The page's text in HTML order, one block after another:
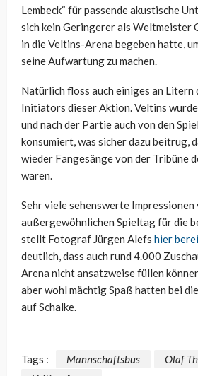
Lembeck“ für passende akustische
sich kein Geringerer als Weltmeister
in die Veltins-Arena begeben hatte,
seine Aufwartung zu machen.
Natürlich floss auch einiges an Litern
Initiators dieser Aktion. Veltins
und nach der Partie auch von den
konsumiert, was sicher dazu beitrug,
wieder Fangesänge von der Tribüne
waren.
Sehr viele sehenswerte Impressionen
außergewöhnlichen Spieltag für die
stellt Fotograf Jürgen Alefs hier
deutlich, dass auch rund 4.000
Arena nicht ansatzweise füllen
aber wohl mächtig Spaß hatten bei
auf Schalke.
Tags : Mannschaftsbus Olaf